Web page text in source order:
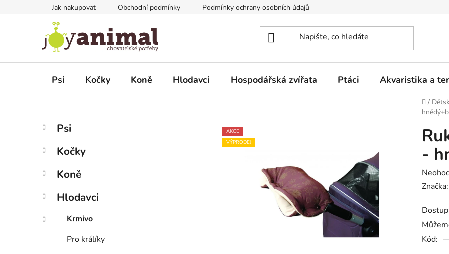
Jak nakupovat Obchodní podmínky Podmínky ochrany osobních údajů
Psi Kočky Koně Hlodavci Hospodářská zvířata Ptáci Akvaristika a
Domů
/
P
s
r
n
n
í
Přeskočit
kategorie
K
a
e
o
i
Psi
Kočky
Koně
Hlodavci
Krmivo
Pro králíky
-
je
0,0
z
Značka:
Kód:
AKCE
VÝPRODEJ